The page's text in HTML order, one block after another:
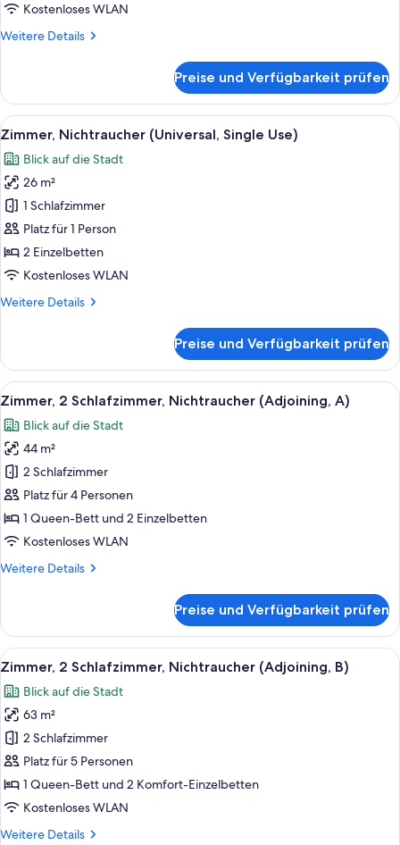
Kostenloses WLAN
Weitere Details
Weitere
Nichtraucher
(Universal)
Preise und Verfügbarkeit prüfen
Alle
Fotos
für
Zimmer,
Nichtraucher
(Universal,
Single
Use)
Ein Hotelzimmer mit zwei Betten,
18
Zimmer, Nichtraucher (Universal, Single Use)
Blick auf die Stadt
26 m²
1 Schlafzimmer
Platz für 1 Person
2 Einzelbetten
Kostenloses WLAN
Weitere Details
Weitere
Nichtraucher
(Universal,
Single
Preise und Verfügbarkeit prüfen
Alle
Fotos
für
Zimmer,
2 Schlafzimmer,
Nichtraucher
(Adjoining,
A)
Ein schmaler Flur mit
19
Zimmer, 2 Schlafzimmer, Nichtraucher (Adjoining, A)
Blick auf die Stadt
44 m²
2 Schlafzimmer
Platz für 4 Personen
1 Queen-Bett und 2 Einzelbetten
Kostenloses WLAN
Weitere Details
Weitere
2 Schlafzimmer,
Nichtraucher
(Adjoining,
Preise und Verfügbarkeit prüfen
Alle
Fotos
für
Zimmer,
2 Schlafzimmer,
Nichtraucher
(Adjoining,
B)
Ein schmaler Flur mit
22
Zimmer, 2 Schlafzimmer, Nichtraucher (Adjoining, B)
Blick auf die Stadt
63 m²
2 Schlafzimmer
Platz für 5 Personen
1 Queen-Bett und 2 Komfort-Einzelbetten
Kostenloses WLAN
Weitere Details
Weitere